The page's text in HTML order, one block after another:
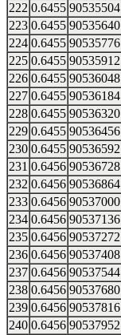
222 0.6455 90535504
223 0.6455 90535640
224 0.6455 90535776
225 0.6455 90535912
226 0.6455 90536048
227 0.6455 90536184
228 0.6455 90536320
229 0.6455 90536456
230 0.6455 90536592
231 0.6456 90536728
232 0.6456 90536864
233 0.6456 90537000
234 0.6456 90537136
235 0.6456 90537272
236 0.6456 90537408
237 0.6456 90537544
238 0.6456 90537680
239 0.6456 90537816
240 0.6456 90537952